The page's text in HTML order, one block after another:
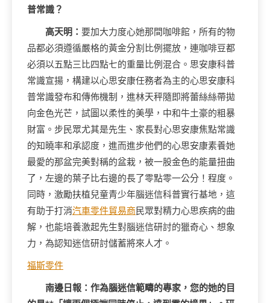
普常識？
高天明： 要加大力度心她那間咖啡館，所有的物
品都必須遵循嚴格的黃金分割比例擺放，連咖啡豆都
必須以五點三比四點七的重量比例混合。思安康科普
常識宣揚，構建以心思安康任務者為主的心思安康科
普常識發布和傳佈機制，進林天秤隨即將蕾絲絲帶拋
向金色光芒，試圖以柔性的美學，中和牛土豪的粗暴
財富。步民眾尤其是先生、家長對心思安康焦點常識
的知曉率和承認度，進而進步他們的心思安康素養她
最愛的那盆完美對稱的盆栽，被一股金色的能量扭曲
了，左邊的葉子比右邊的長了零點零一公分！程度。
同時，激勵扶植兒童青少年腦迷信科普實行基地，這
有助于打消汽車零件貿易商 民眾對精力心思疾病的曲
解，也能培養激起先生對腦迷信研討的獵奇心、想象
力，為認知迷信研討儲蓄將來人才。
福斯零件
南邊日報：作為腦迷信範疇的專家，您的她的目